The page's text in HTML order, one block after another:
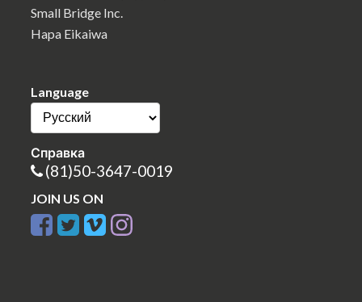
Small Bridge Inc.
Hapa Eikaiwa
Language
Справка
(81)50-3647-0019
JOIN US ON